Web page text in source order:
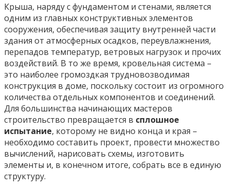
Крыша, наряду с фундаментом и стенами, является
одним из главных конструктивных элементов
сооружения, обеспечивая защиту внутренней части
здания от атмосферных осадков, переувлажнения,
перепадов температур, ветровых нагрузок и прочих
воздействий. В то же время, кровельная система –
это наиболее громоздкая трудновозводимая
конструкция в доме, поскольку состоит из огромного
количества отдельных компонентов и соединений.
Для большинства начинающих мастеров
строительство превращается в сплошное
испытание, которому не видно конца и края –
необходимо составить проект, провести множество
вычислений, нарисовать схемы, изготовить
элементы и, в конечном итоге, собрать все в единую
структуру.